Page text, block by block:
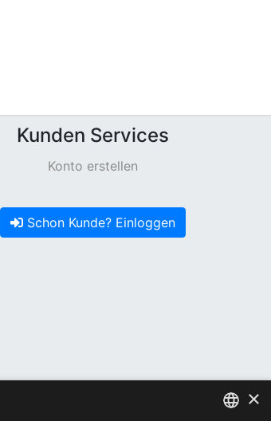
Kunden Services
Konto erstellen
Schon Kunde? Einloggen
×